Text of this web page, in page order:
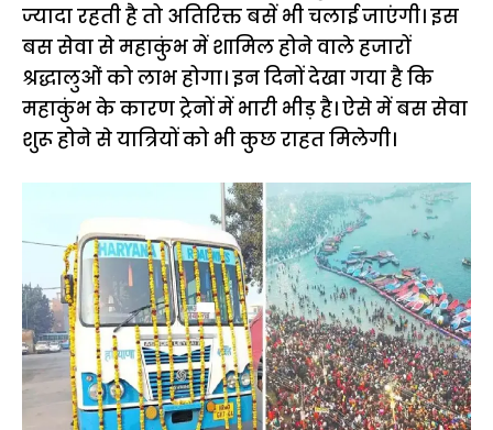
ज्यादा रहती है तो अतिरिक्त बसें भी चलाई जाएंगी। इस
बस सेवा से महाकुंभ में शामिल होने वाले हजारों
श्रद्धालुओं को लाभ होगा। इन दिनों देखा गया है कि
महाकुंभ के कारण ट्रेनों में भारी भीड़ है। ऐसे में बस सेवा
शुरू होने से यात्रियों को भी कुछ राहत मिलेगी।